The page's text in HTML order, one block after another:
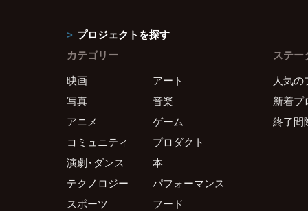
プロジェクトを探す
カテゴリー
映画
アート
写真
音楽
アニメ
ゲーム
コミュニティ
プロダクト
演劇・ダンス
本
テクノロジー
パフォーマンス
スポーツ
フード
ステー
人気の
新着プ
終了間